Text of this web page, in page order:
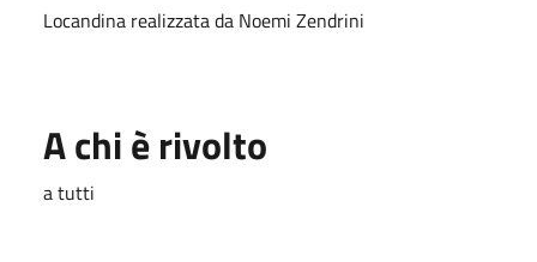
Locandina realizzata da Noemi Zendrini
A chi è rivolto
a tutti